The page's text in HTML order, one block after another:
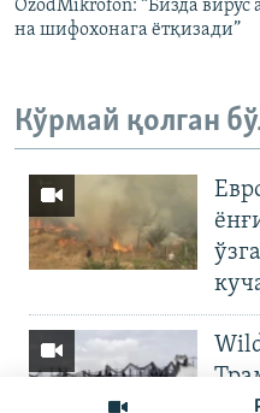
OzodMikrofon: “Бизда
на шифохонага ётқизади”
Кўрмай қолган